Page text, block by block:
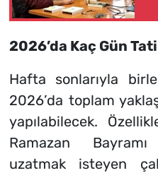
2026’da Kaç Gün
Hafta sonlarıyla
2026’da toplam
yapılabilecek.
Ramazan
uzatmak isteyen